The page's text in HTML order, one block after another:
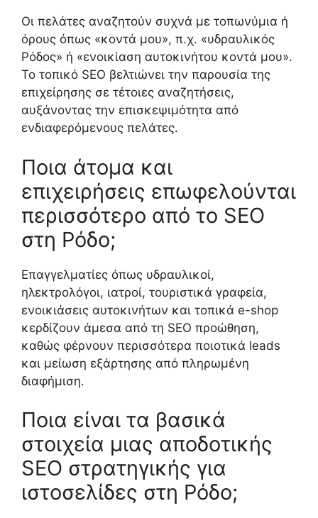
Οι πελάτες αναζητούν συχνά με τοπωνύμια ή
όρους όπως «κοντά μου», π.χ. «υδραυλικός
Ρόδος» ή «ενοικίαση αυτοκινήτου κοντά μου».
Το τοπικό SEO βελτιώνει την παρουσία της
επιχείρησης σε τέτοιες αναζητήσεις,
αυξάνοντας την επισκεψιμότητα από
ενδιαφερόμενους πελάτες.
Ποια άτομα και
επιχειρήσεις επωφελούνται
περισσότερο από το SEO
στη Ρόδο;
Επαγγελματίες όπως υδραυλικοί,
ηλεκτρολόγοι, ιατροί, τουριστικά γραφεία,
ενοικιάσεις αυτοκινήτων και τοπικά e-shop
κερδίζουν άμεσα από τη SEO προώθηση,
καθώς φέρνουν περισσότερα ποιοτικά leads
και μείωση εξάρτησης από πληρωμένη
διαφήμιση.
Ποια είναι τα βασικά
στοιχεία μιας αποδοτικής
SEO στρατηγικής για
ιστοσελίδες στη Ρόδο;